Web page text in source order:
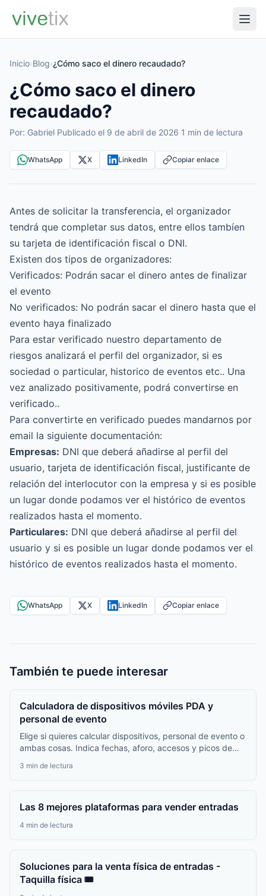
Inicio›Blog›¿Cómo saco el dinero recaudado?
¿Cómo saco el dinero
recaudado?
Por: Gabriel·Publicado el 9 de abril de 2026·1 min de lectura
WhatsApp X LinkedIn Copiar enlace
Antes de solicitar la transferencia, el organizador
tendrá que completar sus datos, entre ellos tambíen
su tarjeta de identificación fiscal o DNI.
Existen dos tipos de organizadores:
Verificados: Podrán sacar el dinero antes de finalizar
el evento
No verificados: No podrán sacar el dinero hasta que el
evento haya finalizado
Para estar verificado nuestro departamento de
riesgos analizará el perfil del organizador, si es
sociedad o particular, historico de eventos etc.. Una
vez analizado positivamente, podrá convertirse en
verificado..
Para convertirte en verificado puedes mandarnos por
email la siguiente documentación:
Empresas: DNI que deberá añadirse al perfil del
usuario, tarjeta de identificación fiscal, justificante de
relación del interlocutor con la empresa y si es posible
un lugar donde podamos ver el histórico de eventos
realizados hasta el momento.
Particulares: DNI que deberá añadirse al perfil del
usuario y si es posible un lugar donde podamos ver el
histórico de eventos realizados hasta el momento.
WhatsApp X LinkedIn Copiar enlace
También te puede interesar
Calculadora de dispositivos móviles PDA y
personal de evento
Elige si quieres calcular dispositivos, personal de evento o
ambas cosas. Indica fechas, aforo, accesos y picos de
presupuesto final ajustable.
3 min de lectura
Las 8 mejores plataformas para vender entradas
4 min de lectura
Soluciones para la venta física de entradas -
Taquilla física 🎟️